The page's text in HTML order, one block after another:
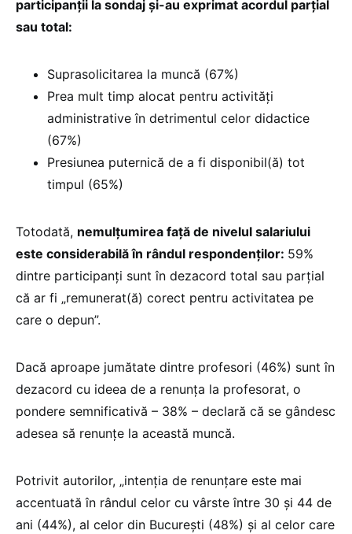
participanții la sondaj și-au exprimat acordul parțial
sau total:
Suprasolicitarea la muncă (67%)
Prea mult timp alocat pentru activități
administrative în detrimentul celor didactice
(67%)
Presiunea puternică de a fi disponibil(ă) tot
timpul (65%)
Totodată, nemulțumirea față de nivelul salariului
este considerabilă în rândul respondenților: 59%
dintre participanți sunt în dezacord total sau parțial
că ar fi „remunerat(ă) corect pentru activitatea pe
care o depun”.
Dacă aproape jumătate dintre profesori (46%) sunt în
dezacord cu ideea de a renunța la profesorat, o
pondere semnificativă – 38% – declară că se gândesc
adesea să renunțe la această muncă.
Potrivit autorilor, „intenția de renunțare este mai
accentuată în rândul celor cu vârste între 30 și 44 de
ani (44%), al celor din București (48%) și al celor care